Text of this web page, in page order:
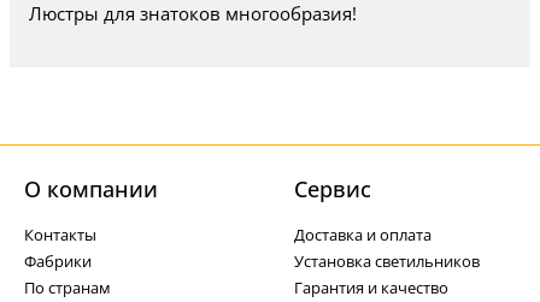
Люстры для знатоков многообразия!
О компании
Контакты
Фабрики
По странам
Cервис
Доставка и оплата
Установка светильников
Гарантия и качество